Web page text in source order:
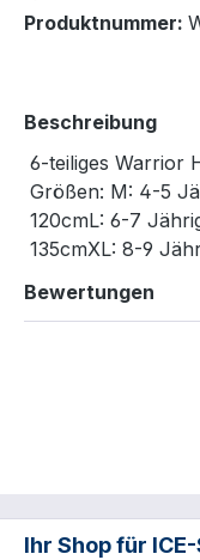
Produktnummer:
Beschreibung
6-teiliges Warrior
Größen: M: 4-5
120cmL: 6-7
135cmXL: 8-9
Bewertungen
Ihr Shop für